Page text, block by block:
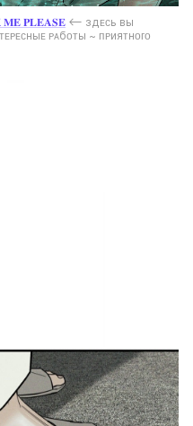
𝐏𝐋𝐄𝐀𝐒𝐄 ⟵ ɜдᴇᴄь ʙы
ᴩᴀбᴏᴛы ~ ᴨᴩияᴛнᴏᴦᴏ